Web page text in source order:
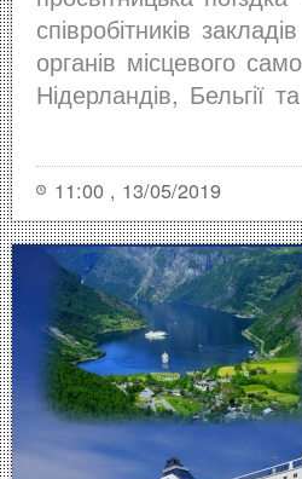
співробітників
органів місцевого
Нідерландів, Бельгії
11:00 , 13/05/2019